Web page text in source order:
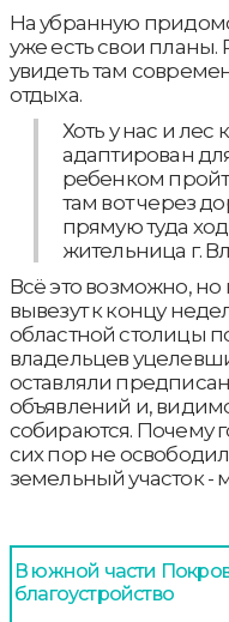
На убранную
уже есть свои планы.
увидеть там
отдыха.
Хоть у нас и лес
адаптирован
ребенком
там вот через
прямую туда
жительница г.
Всё это возможно,
вывезут к концу
областной столицы
владельцев
оставляли
объявлений и,
собираются. Почему
сих пор не
земельный участок
В южной части
благоустройство